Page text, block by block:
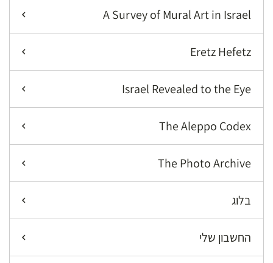
A Survey of Mural Art in Israel
Eretz Hefetz
Israel Revealed to the Eye
The Aleppo Codex
The Photo Archive
בלוג
החשבון שלי